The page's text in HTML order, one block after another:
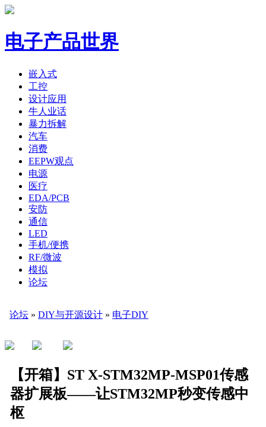
电子产品世界
嵌入式
工控
设计应用
牛人业话
暴力拆解
汽车
消费
EEPW观点
电源
医疗
EDA/PCB
安防
通信
LED
手机/便携
RF/微波
模拟
论坛
论坛 » DIY与开源设计 » 电子DIY
【开箱】ST X-STM32MP-MSP01传感
器扩展板——让STM32MP秒变传感中
枢